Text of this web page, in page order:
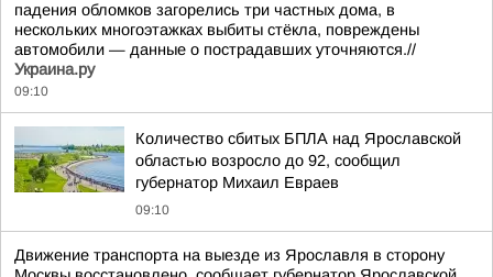
падения обломков загорелись три частных дома, в
нескольких многоэтажках выбиты стёкла, повреждены
автомобили — данные о пострадавших уточняются.//
Украина.ру
09:10
Количество сбитых БПЛА над Ярославской
областью возросло до 92, сообщил
губернатор Михаил Евраев
09:10
Движение транспорта на выезде из Ярославля в сторону